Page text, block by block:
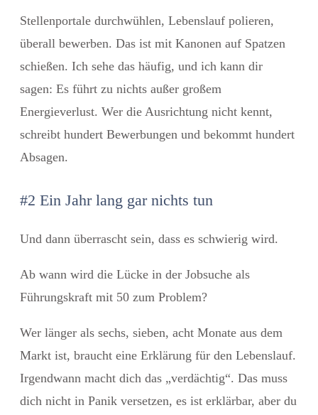
Stellenportale durchwühlen, Lebenslauf polieren,
überall bewerben. Das ist mit Kanonen auf Spatzen
schießen. Ich sehe das häufig, und ich kann dir
sagen: Es führt zu nichts außer großem
Energieverlust. Wer die Ausrichtung nicht kennt,
schreibt hundert Bewerbungen und bekommt hundert
Absagen.
#2 Ein Jahr lang gar nichts tun
Und dann überrascht sein, dass es schwierig wird.
Ab wann wird die Lücke in der Jobsuche als
Führungskraft mit 50 zum Problem?
Wer länger als sechs, sieben, acht Monate aus dem
Markt ist, braucht eine Erklärung für den Lebenslauf.
Irgendwann macht dich das „verdächtig“. Das muss
dich nicht in Panik versetzen, es ist erklärbar, aber du